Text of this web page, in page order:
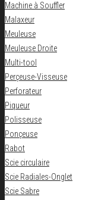
Machine à Souffler
Malaxeur
Meuleuse
Meuleuse Droite
Multi-tool
Perçeuse-Visseuse
Perforateur
Piqueur
Polisseuse
Ponçeuse
Rabot
Scie circulaire
Scie Radiales-Onglet
Scie Sabre